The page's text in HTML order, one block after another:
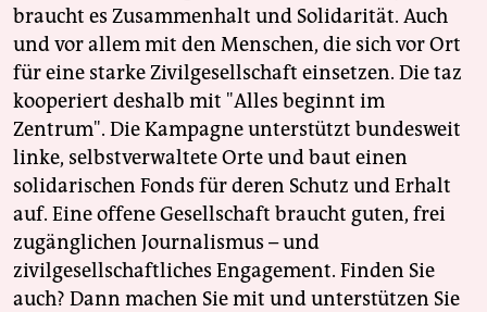
braucht es Zusammenhalt und Solidarität. Auch
und vor allem mit den Menschen, die sich vor Ort
für eine starke Zivilgesellschaft einsetzen. Die taz
kooperiert deshalb mit "Alles beginnt im
Zentrum". Die Kampagne unterstützt bundesweit
linke, selbstverwaltete Orte und baut einen
solidarischen Fonds für deren Schutz und Erhalt
auf. Eine offene Gesellschaft braucht guten, frei
zugänglichen Journalismus – und
zivilgesellschaftliches Engagement. Finden Sie
auch? Dann machen Sie mit und unterstützen Sie